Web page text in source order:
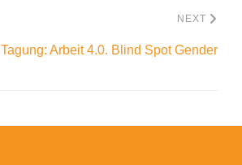
NEXT
Tagung: Arbeit 4.0. Blind Spot Gender